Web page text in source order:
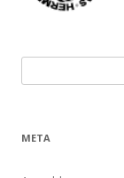
nach:
META